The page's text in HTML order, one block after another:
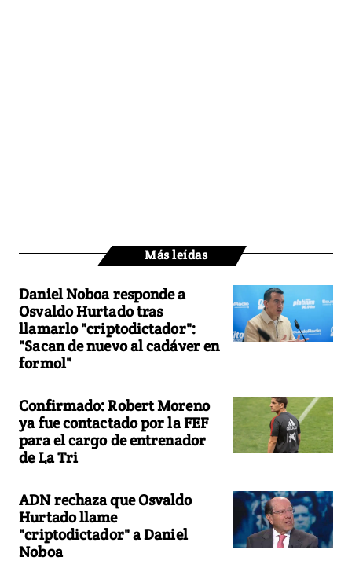
Más leídas
Daniel Noboa responde a
Osvaldo Hurtado tras
llamarlo "criptodictador":
"Sacan de nuevo al cadáver en
formol"
Confirmado: Robert Moreno
ya fue contactado por la FEF
para el cargo de entrenador
de La Tri
ADN rechaza que Osvaldo
Hurtado llame
"criptodictador" a Daniel
Noboa